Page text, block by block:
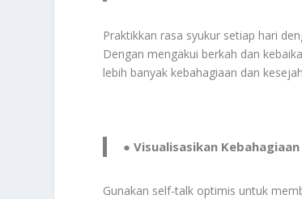
Praktikkan rasa syukur setiap hari
Dengan mengakui berkah dan
lebih banyak kebahagiaan dan
● Visualisasikan
Gunakan self-talk optimis untuk